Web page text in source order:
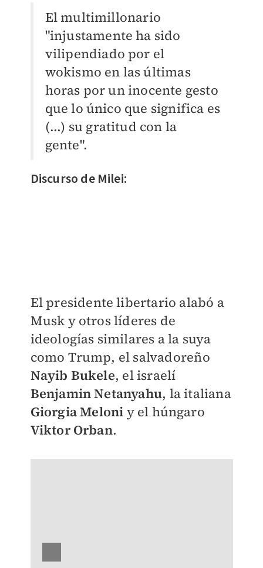
El multimillonario
"injustamente ha sido
vilipendiado por el
wokismo en las últimas
horas por un inocente gesto
que lo único que significa es
(...) su gratitud con la
gente".
Discurso de Milei:
El presidente libertario alabó a
Musk y otros líderes de
ideologías similares a la suya
como Trump, el salvadoreño
Nayib Bukele, el israelí
Benjamin Netanyahu, la italiana
Giorgia Meloni y el húngaro
Viktor Orban.